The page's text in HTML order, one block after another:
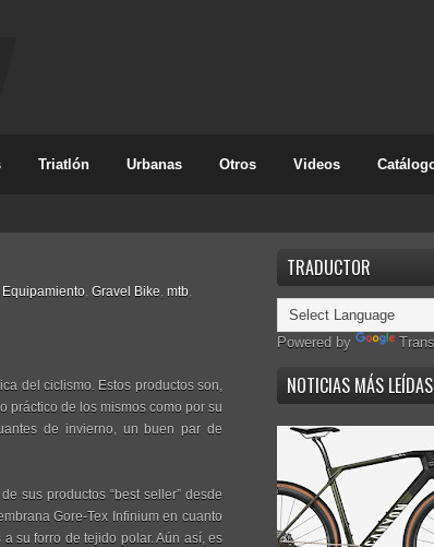
Triatlón Urbanas Otros Videos
Equipamiento, Gravel Bike, mtb,
del ciclismo. Estos productos son,
práctico de los mismos como por su
de invierno, un buen par de
sus productos “best seller” desde
Gore-Tex Infinium en cuanto
su forro de tejido polar. Aún así, es
TRADUCTOR
Powered by
NOTICIAS MÁS LEÍDAS